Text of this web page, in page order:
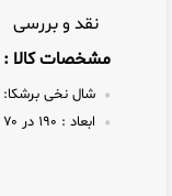
نقد و بررسی
مشخصات کالا :
شال نخی برشکا:
ابعاد :